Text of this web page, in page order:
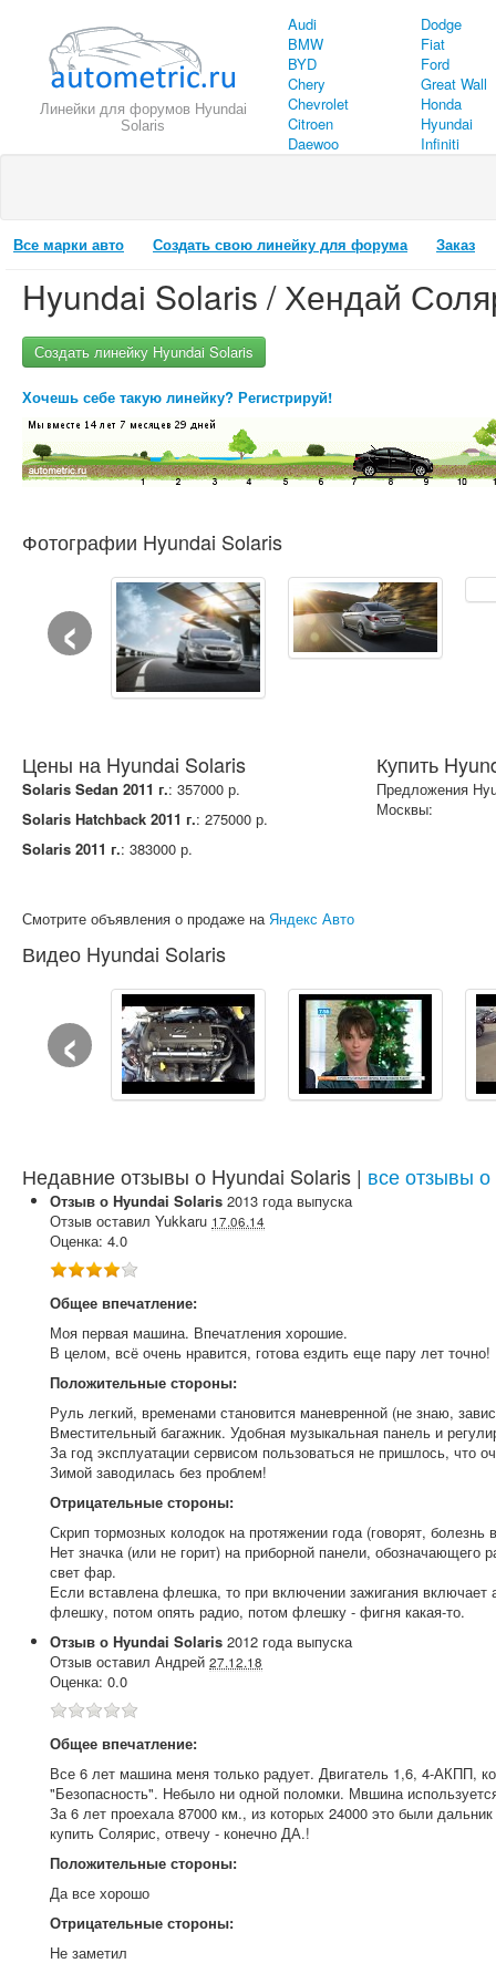
Линейки для форумов Hyundai
Solaris
Audi
BMW
BYD
Chery
Chevrolet
Citroen
Daewoo
Dodge
Fiat
Ford
Great Wall
Honda
Hyundai
Infiniti
Все марки авто Создать свою линейку для форума Заказ
Hyundai Solaris / Хендай
Создать линейку Hyundai Solaris
Хочешь себе такую линейку? Регистрируй!
Фотографии Hyundai Solaris
‹
Цены на Hyundai Solaris
Solaris Sedan 2011 г.: 357000 р.
Solaris Hatchback 2011 г.: 275000 р.
Solaris 2011 г.: 383000 р.
Смотрите объявления о продаже наЯндекс Авто
Купить
Предложения
Москвы:
Видео Hyundai Solaris
‹
Недавние отзывы о Hyundai Solaris | все отзывы
Отзыв о Hyundai Solaris 2013 года выпуска
Отзыв оставил Yukkaru 17.06.14
Оценка: 4.0
Общее впечатление:
Моя первая машина. Впечатления хорошие.
В целом, всё очень нравится, готова ездить еще пару лет точно!
Положительные стороны:
Руль легкий, временами становится маневренной (не знаю,
Вместительный багажник. Удобная музыкальная панель и
За год эксплуатации сервисом пользоваться не пришлось, что
Зимой заводилась без проблем!
Отрицательные стороны:
Скрип тормозных колодок на протяжении года (говорят, болезнь
Нет значка (или не горит) на приборной панели, обозначающего
свет фар.
Если вставлена флешка, то при включении зажигания включает
флешку, потом опять радио, потом флешку - фигня какая-то.
Отзыв о Hyundai Solaris 2012 года выпуска
Отзыв оставил Андрей 27.12.18
Оценка: 0.0
Общее впечатление:
Все 6 лет машина меня только радует. Двигатель 1,6, 4-АКПП,
"Безопасность". Небыло ни одной поломки. Мвшина
За 6 лет проехала 87000 км., из которых 24000 это были
купить Солярис, отвечу - конечно ДА.!
Положительные стороны:
Да все хорошо
Отрицательные стороны:
Не заметил